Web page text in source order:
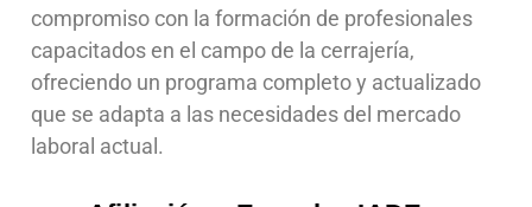
compromiso con la formación de profesionales
capacitados en el campo de la cerrajería,
ofreciendo un programa completo y actualizado
que se adapta a las necesidades del mercado
laboral actual.